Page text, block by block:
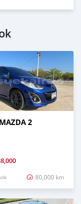
2
80,000 km